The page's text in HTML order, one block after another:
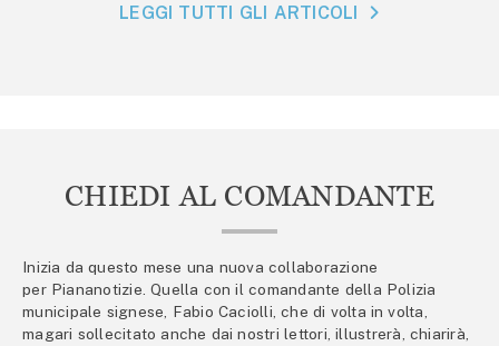
LEGGI TUTTI GLI ARTICOLI
CHIEDI AL COMANDANTE
Inizia da questo mese una nuova collaborazione
per Piananotizie. Quella con il comandante della Polizia
municipale signese, Fabio Caciolli, che di volta in volta,
magari sollecitato anche dai nostri lettori, illustrerà, chiarirà,